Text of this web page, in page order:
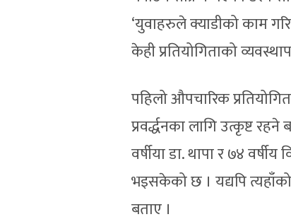
‘युवाहरुले क्याडीको काम
केही प्रतियोगिताको
पहिलो औपचारिक
प्रवर्द्धनका लागि उत्कृष्ट
वर्षीया डा. थापा र ७४
भइसकेको छ । यद्यपि
बताए ।